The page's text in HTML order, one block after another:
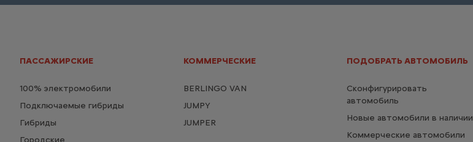
ПАССАЖИРСКИЕ
100% электромобили
Подключаемые гибриды
Гибриды
Городские
КОММЕРЧЕСКИЕ
BERLINGO VAN
JUMPY
JUMPER
ПОДОБРАТЬ АВТОМОБИЛЬ
Сконфигурировать
автомобиль
Новые автомобили в наличии
Коммерческие автомобили